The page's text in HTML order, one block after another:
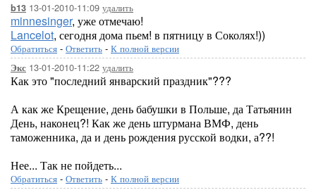
b13 13-01-2010-11:09 удалить
minnesinger, уже отмечаю!
Lancelot, сегодня дома пьем! в пятницу в Соколях!))
Обратиться - Ответить - К полной версии
Экс 13-01-2010-11:22 удалить
Как это "последний январский праздник"???
А как же Крещение, день бабушки в Польше, да Татьянин
День, наконец?! Как же день штурмана ВМФ, день
таможенника, да и день рождения русской водки, а??!
Нее... Так не пойдеть...
Обратиться - Ответить - К полной версии